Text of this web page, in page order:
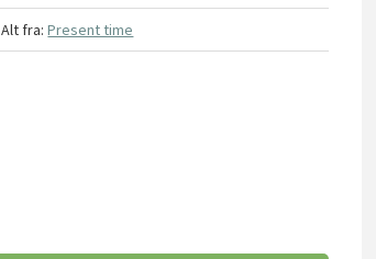
Alt fra:Present time